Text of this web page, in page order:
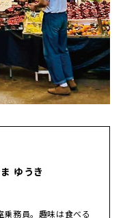
ゆうき
乗務員。趣味は食べる